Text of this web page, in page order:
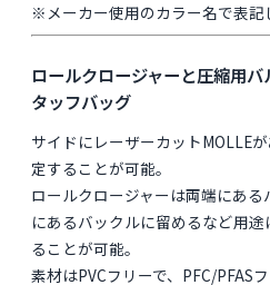
※メーカー使用のカラー名で表記
ロールクロージャーと圧縮用
タッフバッグ
サイドにレーザーカットMOLLE
定することが可能。
ロールクロージャーは両端にあ
にあるバックルに留めるなど用
ることが可能。
素材はPVCフリーで、PFC/PFAS